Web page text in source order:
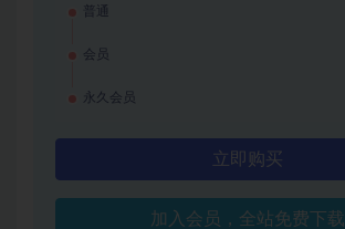
普通
会员
永久会员
立即购买
加入会员，全站免费下载